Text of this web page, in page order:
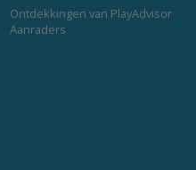
Ontdekkingen van PlayAdvisor
Aanraders